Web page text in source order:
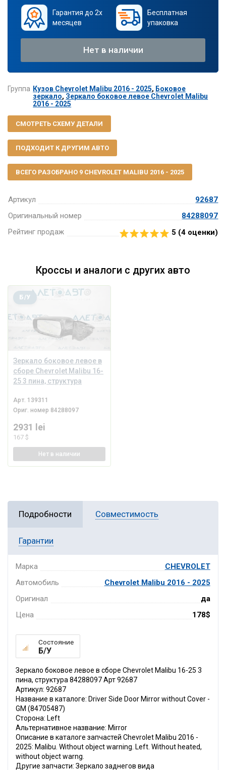
Артикул
92687
Оригинальный номер
84288097
Рейтинг продаж
5 (4 оценки)
Гарантия до 2х
месяцев
Бесплатная
упаковка
Нет в наличии
Группа Кузов Chevrolet Malibu 2016 - 2025, Боковое
зеркало, Зеркало боковое левое Chevrolet Malibu
2016 - 2025
СМОТРЕТЬ СХЕМУ ДЕТАЛИ
ПОДХОДИТ К ДРУГИМ АВТО
ВСЕГО РАЗОБРАНО 9 CHEVROLET MALIBU 2016 - 2025
Кроссы и аналоги с других авто
Зеркало боковое левое в
сборе Chevrolet Malibu 16-
25 3 пина, структура
Б/У
Арт. 139311
Ориг. номер 84288097
2931 lei
167 $
Нет в наличии
Подробности Совместимость
Гарантии
Марка
CHEVROLET
Автомобиль
Chevrolet Malibu 2016 - 2025
Оригинал
да
Цена
178$
Состояние
Б/У
Зеркало боковое левое в сборе Chevrolet Malibu 16-25 3
пина, структура 84288097 Арт 92687
Артикул: 92687
Название в каталоге: Driver Side Door Mirror without Cover -
GM (84705487)
Сторона: Left
Альтернативное название: Mirror
Описание в каталоге запчастей Chevrolet Malibu 2016 -
2025: Malibu. Without object warning. Left. Without heated,
without object warng.
Другие запчасти: Зеркало заднегов вида